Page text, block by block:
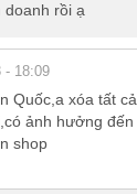
doanh rồi ạ
- 18:09
Quốc,a xóa tất
ảnh hưởng
shop